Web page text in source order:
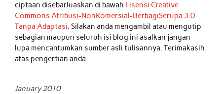
ciptaan disebarluaskan di bawah Lisensi Creative
Commons Atribusi-NonKomersial-BerbagiSerupa 3.0
Tanpa Adaptasi. Silakan anda mengambil atau mengutip
sebagian maupun seluruh isi blog ini asalkan jangan
lupa mencantumkan sumber asli tulisannya. Terimakasih
atas pengertian anda
January 2010